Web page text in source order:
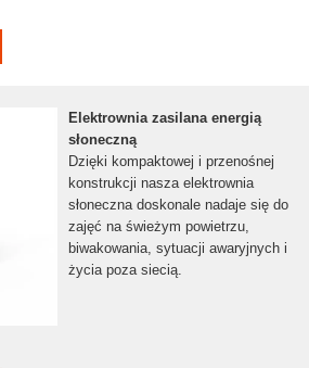
Elektrownia zasilana energią
słoneczną
Dzięki kompaktowej i przenośnej
konstrukcji nasza elektrownia
słoneczna doskonale nadaje się do
zajęć na świeżym powietrzu,
biwakowania, sytuacji awaryjnych i
życia poza siecią.